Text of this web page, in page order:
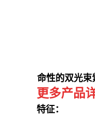
命性的双光束
更多产品
特征：